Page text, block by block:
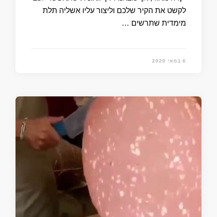
לקשט את הקיר שלכם וליצור עליו אשליה תלת
מימדית שתרשים …
6 במאי 2020